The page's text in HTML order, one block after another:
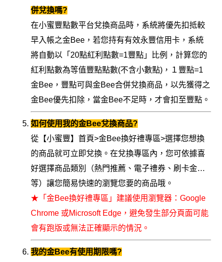
併兌換嗎?
在小蜜豐點數平台兌換商品時，系統將優先扣抵較
早入帳之金Bee，若您持有有效永豐信用卡，系統
將自動以「20點紅利點數=1豐點」比例，計算您的
紅利點數為等值豐點點數(不含小數點)，１豐點=1
金Bee，豐點可與金Bee合併兌換商品，以先獲得之
金Bee優先扣除，當金Bee不足時，才會扣至豐點。
如何使用我的金Bee兌換商品?
從【小蜜豐】首頁>金Bee換好禮專區>選擇您想換
的商品就可立即兌換。在兌換專區內，您可依據喜
好選擇商品類別（熱門推薦、電子禮券、刷卡金…
等）讓您簡易快速的瀏覽您要的商品哦。
★「金Bee換好禮專區」建議使用瀏覽器：Google
Chrome 或Microsoft Edge，避免發生部分頁面可能
會有跑版或無法正確顯示的情況。
我的金Bee有使用期限嗎?